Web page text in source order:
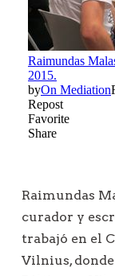
Raimundas
curador y
trabajó en el
Vilnius,